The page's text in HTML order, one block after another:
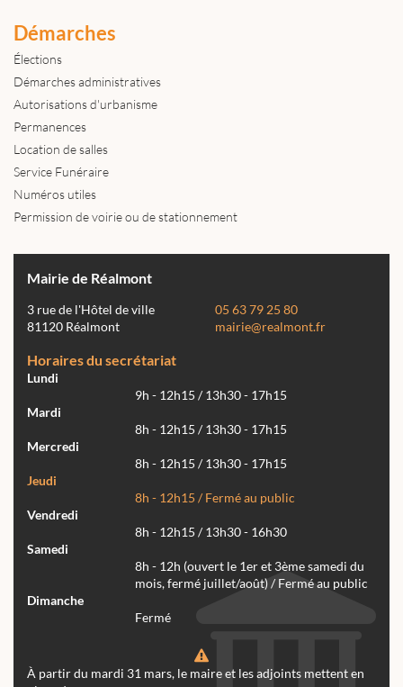
Démarches
Élections
Démarches administratives
Autorisations d'urbanisme
Permanences
Location de salles
Service Funéraire
Numéros utiles
Permission de voirie ou de stationnement
Mairie de Réalmont
3 rue de l'Hôtel de ville
81120 Réalmont
05 63 79 25 80
mairie@realmont.fr
Horaires du secrétariat
Lundi
9h - 12h15 / 13h30 - 17h15
Mardi
8h - 12h15 / 13h30 - 17h15
Mercredi
8h - 12h15 / 13h30 - 17h15
Jeudi
8h - 12h15 / Fermé au public
Vendredi
8h - 12h15 / 13h30 - 16h30
Samedi
8h - 12h (ouvert le 1er et 3ème samedi du
mois, fermé juillet/août) / Fermé au public
Dimanche
Fermé
À partir du mardi 31 mars, le maire et les adjoints mettent en